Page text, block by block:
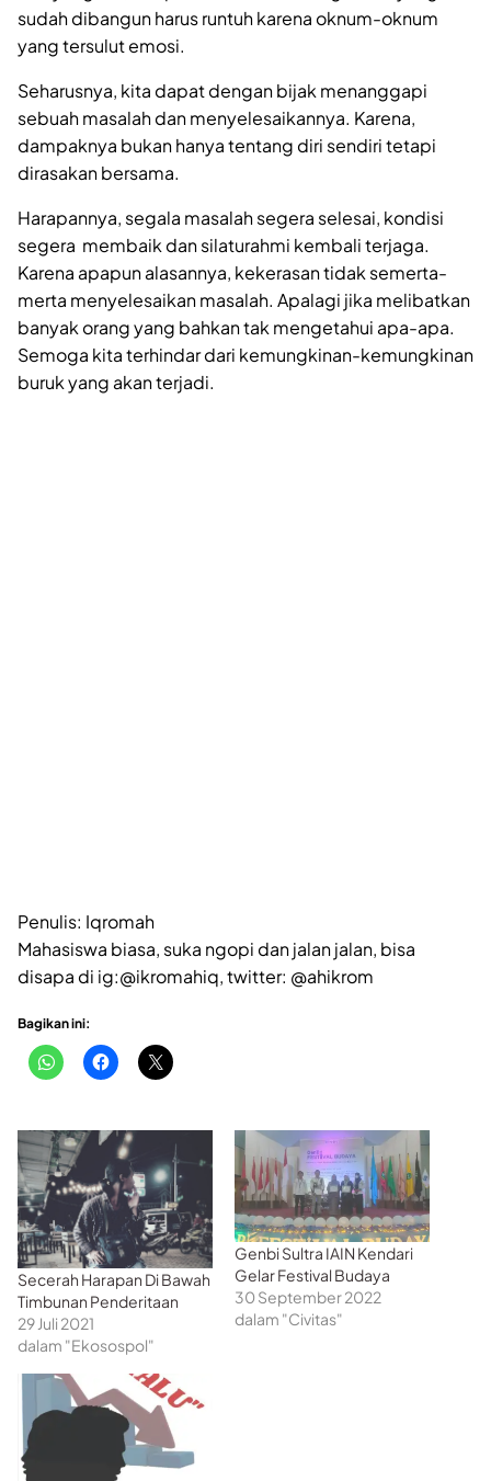
sudah dibangun harus runtuh karena oknum-oknum
yang tersulut emosi.
Seharusnya, kita dapat dengan bijak menanggapi
sebuah masalah dan menyelesaikannya. Karena,
dampaknya bukan hanya tentang diri sendiri tetapi
dirasakan bersama.
Harapannya, segala masalah segera selesai, kondisi
segera membaik dan silaturahmi kembali terjaga.
Karena apapun alasannya, kekerasan tidak semerta-
merta menyelesaikan masalah. Apalagi jika melibatkan
banyak orang yang bahkan tak mengetahui apa-apa.
Semoga kita terhindar dari kemungkinan-kemungkinan
buruk yang akan terjadi.
Penulis: Iqromah
Mahasiswa biasa, suka ngopi dan jalan jalan, bisa
disapa di ig:@ikromahiq, twitter: @ahikrom
Bagikan ini:
Secerah Harapan Di Bawah
Timbunan Penderitaan
29 Juli 2021
dalam "Ekosospol"
Genbi Sultra IAIN Kendari
Gelar Festival Budaya
30 September 2022
dalam "Civitas"